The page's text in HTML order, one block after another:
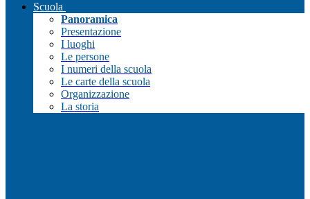
Scuola
Panoramica
Presentazione
I luoghi
Le persone
I numeri della scuola
Le carte della scuola
Organizzazione
La storia